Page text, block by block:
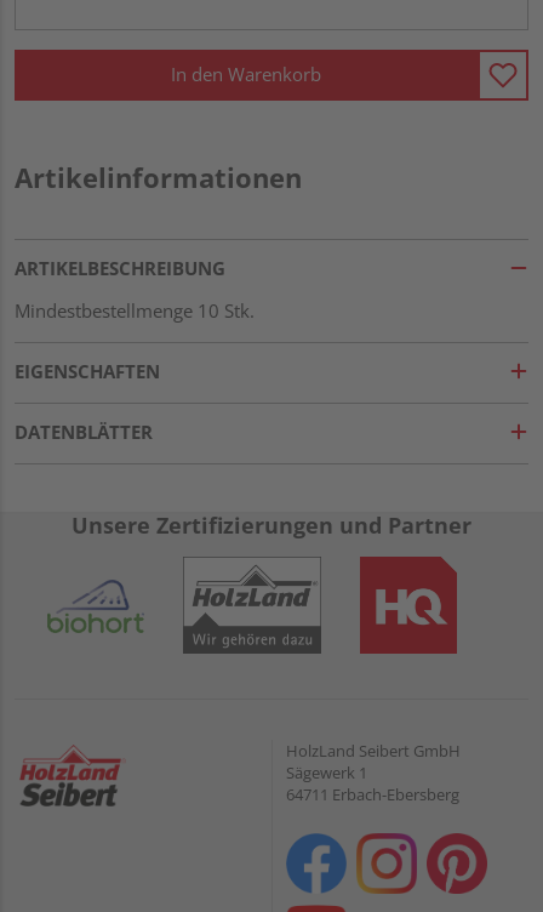
In den Warenkorb
Artikelinformationen
ARTIKELBESCHREIBUNG
Mindestbestellmenge 10 Stk.
EIGENSCHAFTEN
DATENBLÄTTER
Unsere Zertifizierungen und Partner
HolzLand Seibert GmbH
Sägewerk 1
64711 Erbach-Ebersberg